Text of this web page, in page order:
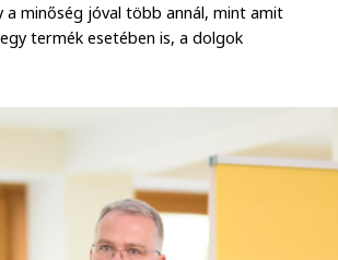
minőség jóval több annál, mint amit
termék esetében is, a dolgok